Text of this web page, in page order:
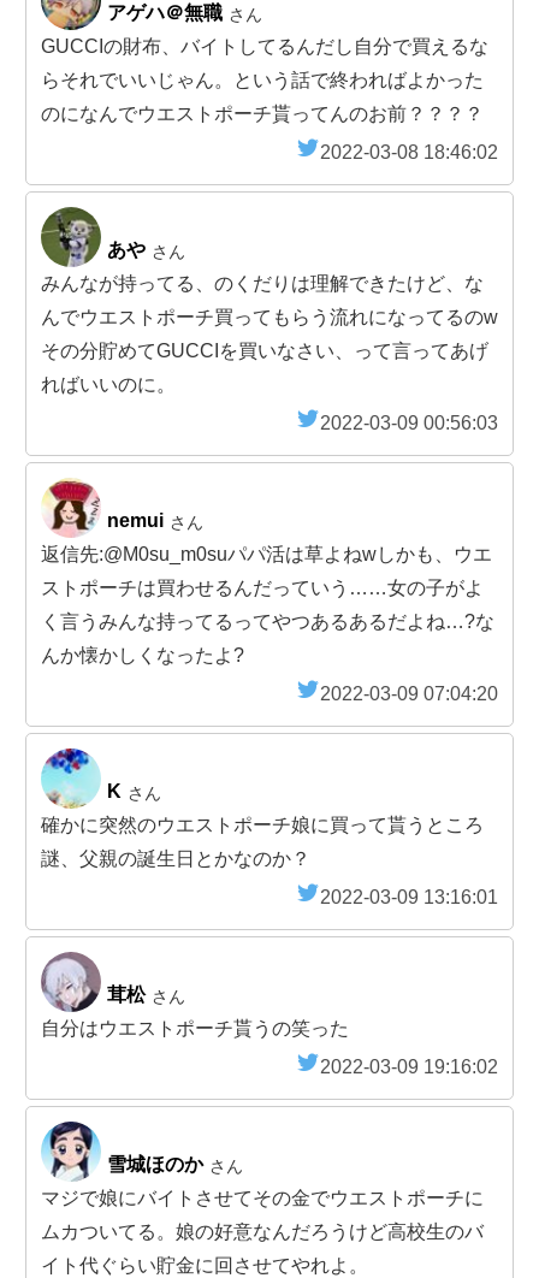
アゲハ＠無職 さん
GUCCIの財布、バイトしてるんだし自分で買えるな
らそれでいいじゃん。という話で終わればよかった
のになんでウエストポーチ貰ってんのお前？？？？
2022-03-08 18:46:02
あや さん
みんなが持ってる、のくだりは理解できたけど、な
んでウエストポーチ買ってもらう流れになってるのw
その分貯めてGUCCIを買いなさい、って言ってあげ
ればいいのに。
2022-03-09 00:56:03
nemui さん
返信先:@M0su_m0suパパ活は草よねwしかも、ウエ
ストポーチは買わせるんだっていう……女の子がよ
く言うみんな持ってるってやつあるあるだよね…?な
んか懐かしくなったよ?
2022-03-09 07:04:20
K さん
確かに突然のウエストポーチ娘に買って貰うところ
謎、父親の誕生日とかなのか？
2022-03-09 13:16:01
茸松 さん
自分はウエストポーチ貰うの笑った
2022-03-09 19:16:02
雪城ほのか さん
マジで娘にバイトさせてその金でウエストポーチに
ムカついてる。娘の好意なんだろうけど高校生のバ
イト代ぐらい貯金に回させてやれよ。